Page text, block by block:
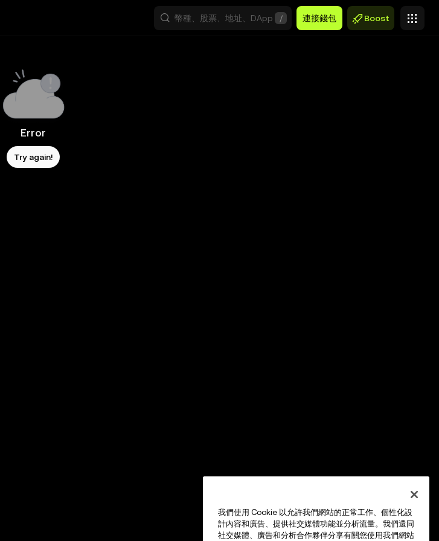
/ 連接錢包 Boost
Error
Try again!
我們使用 Cookie 以允許我們網站的正常工作、個性化設
計內容和廣告、提供社交媒體功能並分析流量。我們還同
社交媒體、廣告和分析合作夥伴分享有關您使用我們網站